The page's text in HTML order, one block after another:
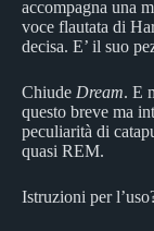
accompagna una
voce flautata di
decisa. E’ il suo
Chiude Dream. E
questo breve ma
peculiarità di
quasi REM.
Istruzioni per